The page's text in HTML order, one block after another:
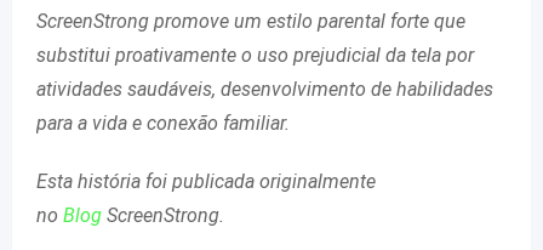
ScreenStrong promove um estilo parental forte que
substitui proativamente o uso prejudicial da tela por
atividades saudáveis, desenvolvimento de habilidades
para a vida e conexão familiar.
Esta história foi publicada originalmente
no Blog ScreenStrong.